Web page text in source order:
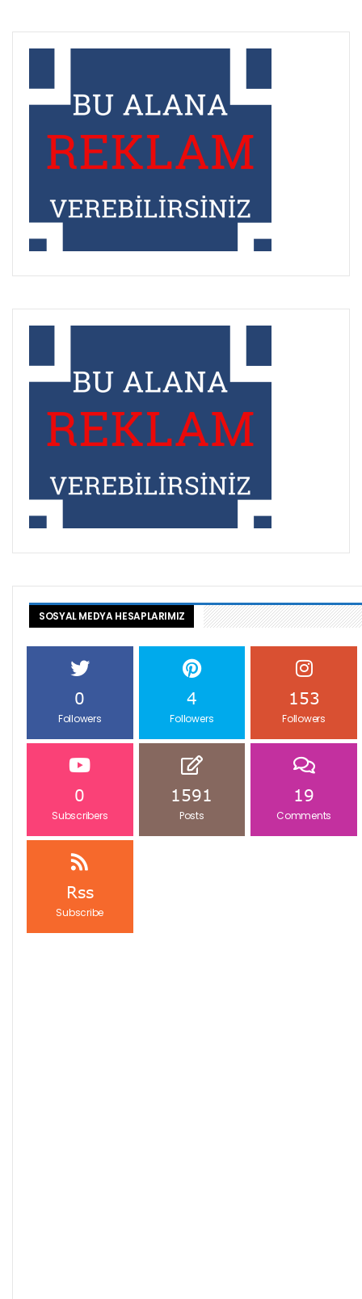
SOSYAL MEDYA HESAPLARIMIZ
0
Followers
4
Followers
153
Followers
0
Subscribers
1591
Posts
19
Comments
Rss
Subscribe